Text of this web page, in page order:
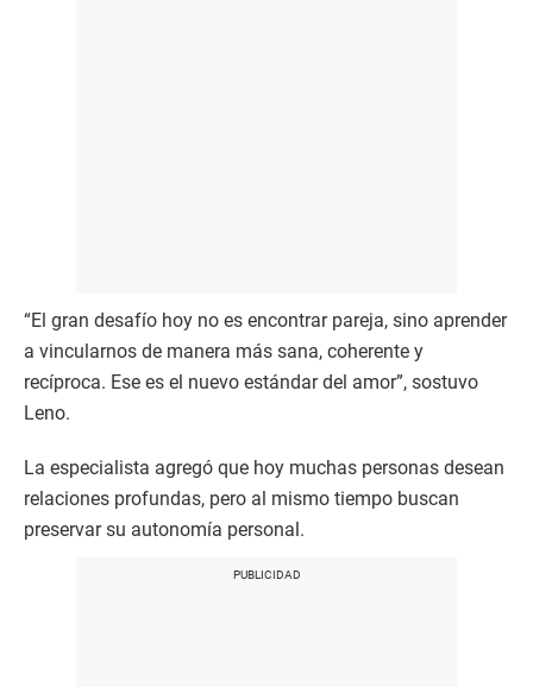
“El gran desafío hoy no es encontrar pareja, sino aprender
a vincularnos de manera más sana, coherente y
recíproca. Ese es el nuevo estándar del amor”, sostuvo
Leno.
La especialista agregó que hoy muchas personas desean
relaciones profundas, pero al mismo tiempo buscan
preservar su autonomía personal.